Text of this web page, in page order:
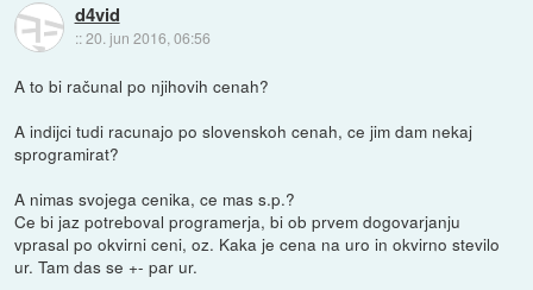
d4vid
::20. jun 2016, 06:56
A to bi računal po njihovih cenah?
A indijci tudi racunajo po slovenskoh cenah, ce jim dam nekaj
sprogramirat?
A nimas svojega cenika, ce mas s.p.?
Ce bi jaz potreboval programerja, bi ob prvem dogovarjanju
vprasal po okvirni ceni, oz. Kaka je cena na uro in okvirno stevilo
ur. Tam das se +- par ur.